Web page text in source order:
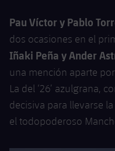
Palau Blaugrana
Estadi Johan Cruyff
Barça Cafe
Ciutat Esportiva
La Masia
plusicon
más
Servicios
SUB10 A
SUB10 B
SUB9 A
SUB9 B
SUB8 A
Jugadores
Fotos
Historia
Palmarés
Infantil A
Infantil B
Calendario
Entradas
Resultados
Clasificaciones
Actualidad
Calendario
Resultados
Clasificaciones
Base
plusicon
más
Actualidad
Cadete A
PLUSICON
MÁS
Primer equipo
plusicon
más
Actualidad
Barça Atlètic
plusicon
más
Actualidad
Pau Víctor y Pablo
dos ocasiones en el
Iñaki Peña y Ander
una mención aparte
La del ‘26’ azulgrana,
decisiva para llevarse
el todopoderoso